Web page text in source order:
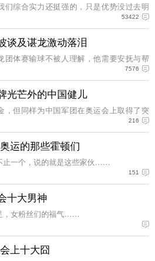
们综合实力还挺强的，只是优势没过去明
53422
谈及谌龙激动落泪
团体赛输球不被人理解，他需要安抚与帮
7576
光芒外的中国健儿
，但同样为中国军团在奥运会上取得了突
216
运的那些霍顿们
止一个，说的就是这些家伙……
151
十大男神
，女粉丝们的福气……
上十大囧